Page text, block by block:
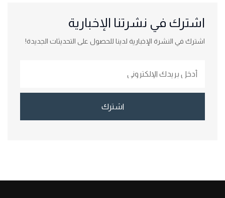
اشترك في نشرتنا الإخبارية
اشترك في النشرة الإخبارية لدينا للحصول على التحديثات الجديدة!
اشترك